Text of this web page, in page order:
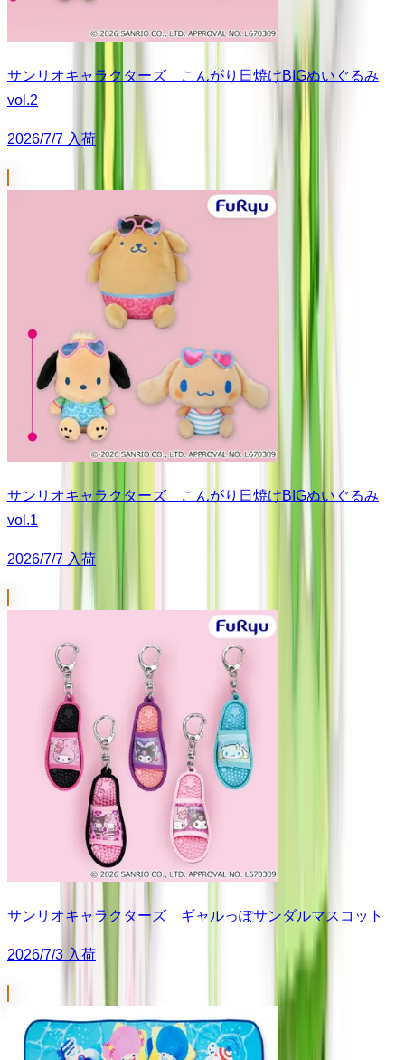
サンリオキャラクターズ こんがり日焼けBIGぬいぐるみ
vol.2
2026/7/7 入荷
サンリオキャラクターズ こんがり日焼けBIGぬいぐるみ
vol.1
2026/7/7 入荷
サンリオキャラクターズ ギャルっぽサンダルマスコット
2026/7/3 入荷